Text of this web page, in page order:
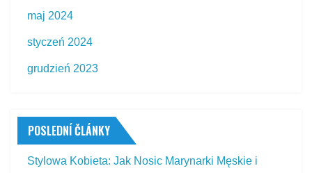
maj 2024
styczeń 2024
grudzień 2023
POSLEDNÍ ČLÁNKY
Stylowa Kobieta: Jak Nosic Marynarki Męskie i